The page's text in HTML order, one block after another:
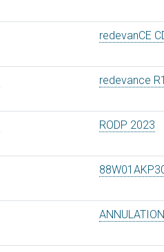
redevanCE
redevance
RODP 2023